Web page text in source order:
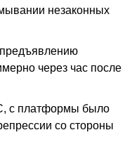
незаконных
через час после
с платформы было
со стороны